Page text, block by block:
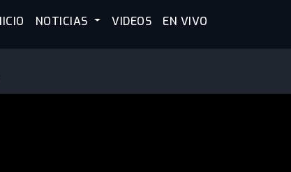
NOTICIAS VIDEOS EN VIVO